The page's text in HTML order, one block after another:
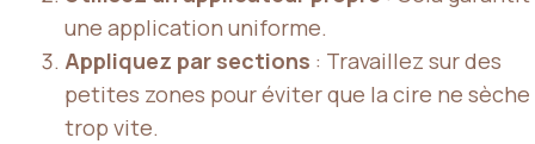
une application uniforme.
Appliquez par sections : Travaillez sur des
petites zones pour éviter que la cire ne sèche
trop vite.